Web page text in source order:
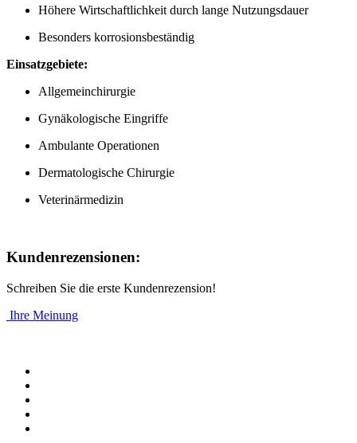
Höhere Wirtschaftlichkeit durch lange Nutzungsdauer
Besonders korrosionsbeständig
Einsatzgebiete:
Allgemeinchirurgie
Gynäkologische Eingriffe
Ambulante Operationen
Dermatologische Chirurgie
Veterinärmedizin
Kundenrezensionen:
Schreiben Sie die erste Kundenrezension!
Ihre Meinung